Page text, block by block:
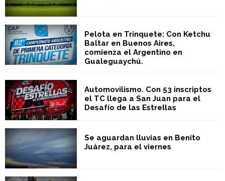
Pelota en Trinquete: Con Ketchu
Baltar en Buenos Aires,
comienza el Argentino en
Gualeguaychú.
Automovilismo. Con 53 inscriptos
el TC llega a San Juan para el
Desafío de las Estrellas
Se aguardan lluvias en Benito
Juárez, para el viernes